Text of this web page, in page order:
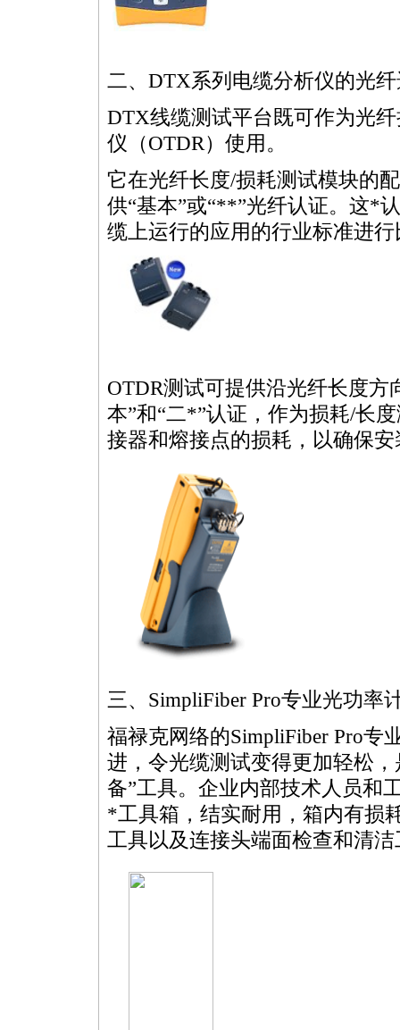
二、DTX系列电缆分析仪的光
DTX线缆测试平台既可作为光
仪（OTDR）使用。
它在光纤长度/损耗测试模块的
供“基本”或“**”光纤认证。这*
缆上运行的应用的行业标准进行
OTDR测试可提供沿光纤长度
本”和“二*”认证，作为损耗/长
接器和熔接点的损耗，以确保
三、SimpliFiber Pro专业光功率
福禄克网络的SimpliFiber Pro专
进，令光缆测试变得更加轻松
备”工具。企业内部技术人员和
*工具箱，结实耐用，箱内有损
工具以及连接头端面检查和清洁